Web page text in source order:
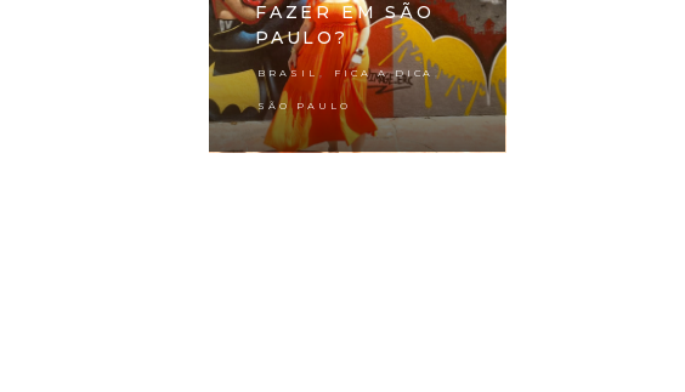
FAZER EM SÃO
PAULO?
BRASIL , FICA A DICA ,
SÃO PAULO